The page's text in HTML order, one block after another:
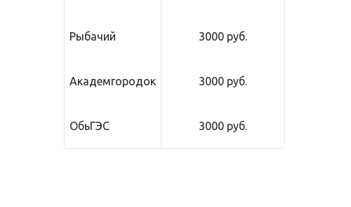
Рыбачий 3000 руб.
Академгородок 3000 руб.
ОбьГЭС 3000 руб.